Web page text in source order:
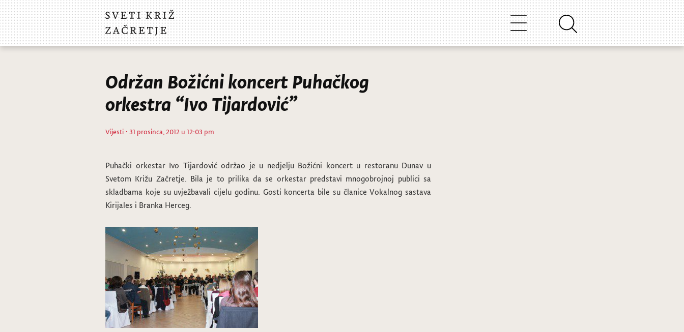
Održan Božićni koncert Puhačkog
orkestra “Ivo Tijardović”
Vijesti · 31 prosinca, 2012 u 12:03 pm
Puhački orkestar Ivo Tijardović održao je u nedjelju Božićni koncert u restoranu Dunav u
Svetom Križu Začretje. Bila je to prilika da se orkestar predstavi mnogobrojnoj publici sa
skladbama koje su uvježbavali cijelu godinu. Gosti koncerta bile su članice Vokalnog sastava
Kirijales i Branka Herceg.